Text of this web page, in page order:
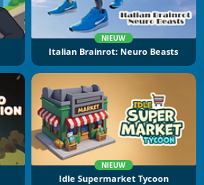
NIEUW
Italian Brainrot: Neuro Beasts
NIEUW
Idle Supermarket Tycoon